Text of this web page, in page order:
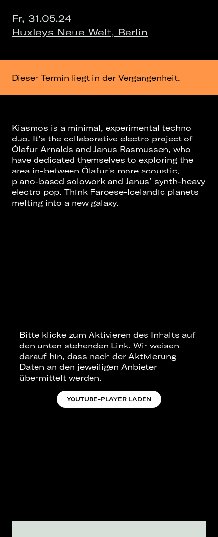
Fr, 31.05.24
Huxleys Neue Welt, Berlin
Dieser Termin liegt in der Vergangenheit.
Kiasmos is a minimal, experimental techno
duo. It’s the collaborative electro project of
Ólafur Arnalds and Janus Rasmussen, who
have dedicated themselves to exploring the
area in-between Ólafur’s more acoustic,
piano-based solowork and Janus’ synth-heavy
electro pop. Think Faroese-Icelandic planets
melting into a new galaxy.
Bitte klicke zum Aktivieren des Inhalts auf
den unten stehenden Link. Wir weisen
darauf hin, dass nach der Aktivierung
Daten an den jeweiligen Anbieter
übermittelt werden.
YOUTUBE-PLAYER LADEN